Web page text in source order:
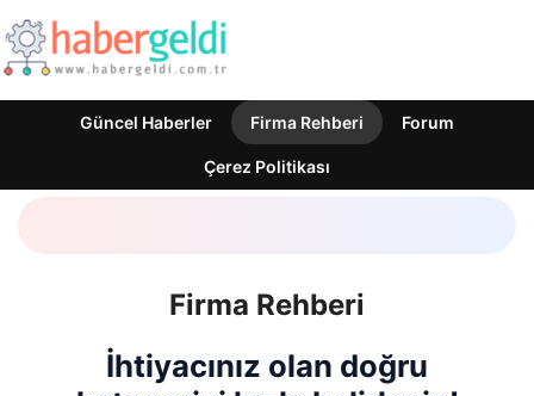
Güncel Haberler Firma Rehberi Forum
Çerez Politikası
Firma Rehberi
İhtiyacınız olan doğru